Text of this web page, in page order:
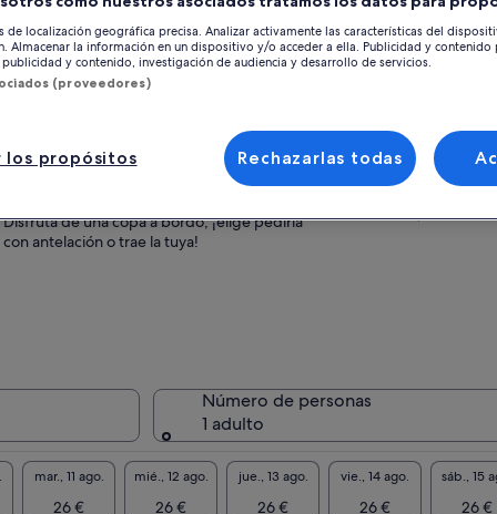
Recorre el centro de Belfast en una exclusiva
bicicleta de pedales para 16 personas
Utiliza la fuerza del pedal en un grupo de
Conoce la apasionante historia de Belfast
mientras pedaleamos juntos y tomamos una
Disfruta de una copa a bordo, ¡elige pedirla
con antelación o trae la tuya!
Ubicación de la
Dublin
44 Bedford St,
Toast Tours, 44
8DX (Corner of
Dublin, Ireland
Número de personas
1 adulto
mar., 11 ago.
26 €
mié., 12 ago.
26 €
jue., 13 ago.
26 €
vie., 14 ago.
26 €
sáb., 15
26 €
de localización geográfica precisa. Analizar activamente las características del
Almacenar la información en un dispositivo y/o acceder a ella. Publicidad y contenido
y contenido, investigación de audiencia y desarrollo de servicios.
(proveedores)
los propósitos Rechazarlas todas